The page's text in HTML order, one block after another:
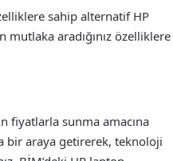
sahip alternatif HP
aradığınız özelliklere
sunma amacına
bir araya getirerek, teknoloji